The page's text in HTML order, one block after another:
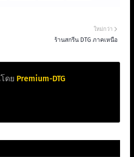
ใหม่กว่า
ร้านสกรีน DTG ภาคเหนือ
ดย Premium-DTG